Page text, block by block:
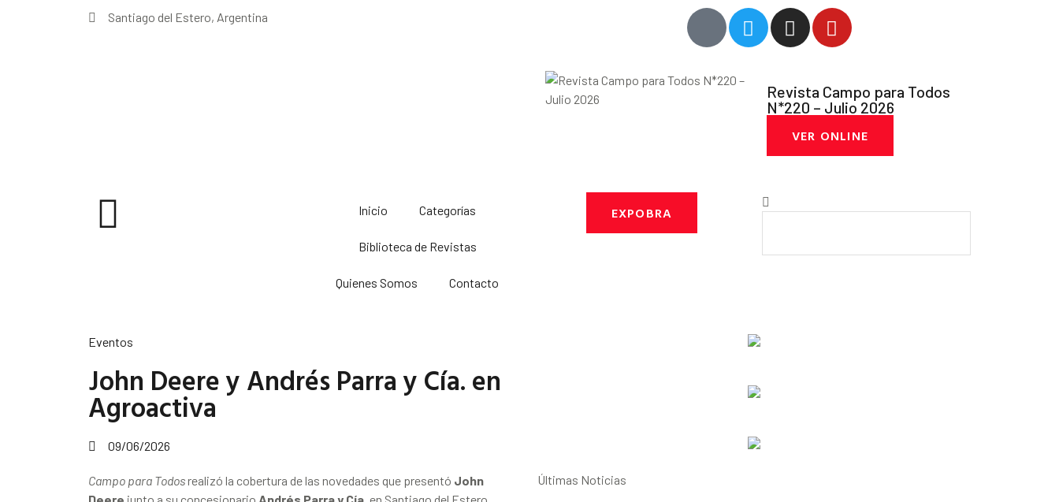
Santiago del Estero, Argentina
Revista Campo para Todos
N*220 – Julio 2026
VER ONLINE
Inicio Categorías
Biblioteca de Revistas
Quienes Somos Contacto
EXPOBRA
Eventos
John Deere y Andrés Parra y Cía. en
Agroactiva
09/06/2026
Campo para Todosrealizó la cobertura de las novedades que presentó John
Últimas Noticias